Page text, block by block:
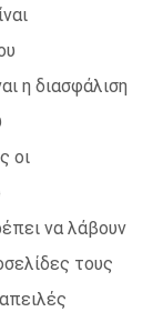
η διασφάλιση
οι
να λάβουν
τους